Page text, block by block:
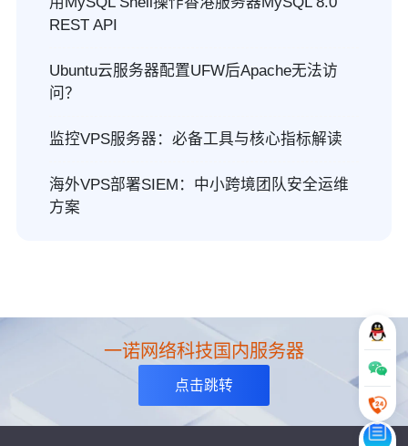
REST API
Ubuntu云服务器配置UFW后Apache无法访
问？
监控VPS服务器：必备工具与核心指标解读
海外VPS部署SIEM：中小跨境团队安全运维
方案
一诺网络科技国内服务器
点击跳转